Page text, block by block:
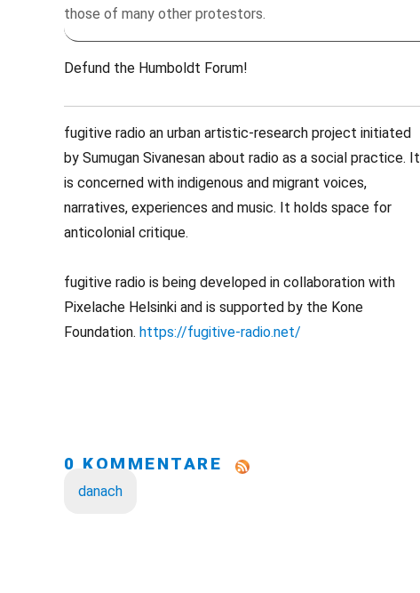
those of many other protestors.
Defund the Humboldt Forum!
fugitive radio an urban artistic-research project initiated
by Sumugan Sivanesan about radio as a social practice. It
is concerned with indigenous and migrant voices,
narratives, experiences and music. It holds space for
anticolonial critique.
fugitive radio is being developed in collaboration with
Pixelache Helsinki and is supported by the Kone
Foundation. https://fugitive-radio.net/
0 KOMMENTARE
danach